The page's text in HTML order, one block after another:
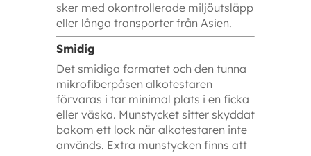
sker med okontrollerade miljöutsläpp
eller långa transporter från Asien.
Smidig
Det smidiga formatet och den tunna
mikrofiberpåsen alkotestaren
förvaras i tar minimal plats i en ficka
eller väska. Munstycket sitter skyddat
bakom ett lock när alkotestaren inte
används. Extra munstycken finns att